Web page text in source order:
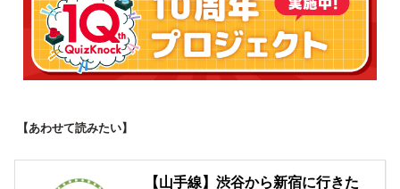
【あわせて読みたい】
【山手線】渋谷から新宿に行きた